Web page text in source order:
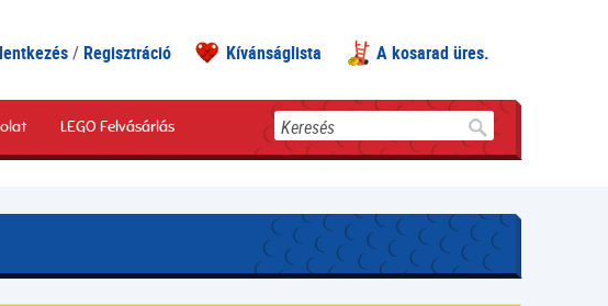
Regisztráció Kívánságlista A kosarad üres.
LEGO Felvásárlás Keresés